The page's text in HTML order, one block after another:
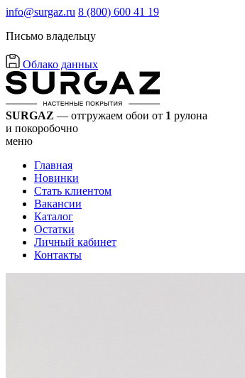
info@surgaz.ru 8 (800) 600 41 19
Письмо владельцу
Облако данных
SURGAZ — отгружаем обои от 1 рулона
и покоробочно
меню
Главная
Новинки
Стать клиентом
Вакансии
Каталог
Остатки
Личный кабинет
Контакты